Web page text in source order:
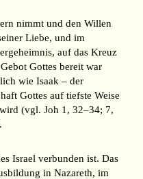
nimmt und den Willen
Liebe, und im
auf das Kreuz
Gottes bereit war
wie Isaak – der
Gottes auf tiefste Weise
(vgl. Joh 1, 32–34; 7,
Israel verbunden ist. Das
in Nazareth, im